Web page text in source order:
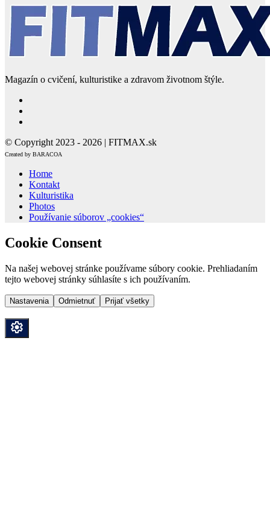
Magazín o cvičení, kulturistike a zdravom životnom štýle.
© Copyright 2023 - 2026 | FITMAX.sk
Created by BARACOA
Home
Kontakt
Kulturistika
Photos
Používanie súborov „cookies“